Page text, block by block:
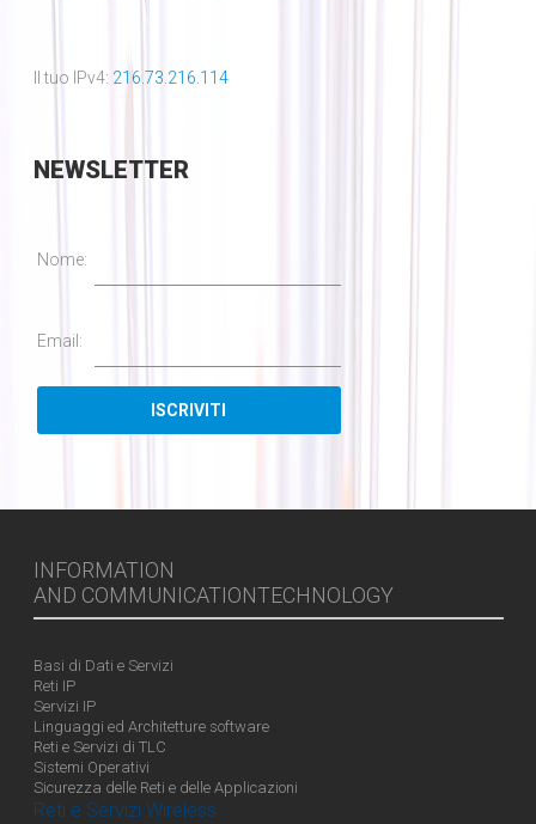
Il tuo IPv4: 216.73.216.114
NEWSLETTER
Nome:
Email:
INFORMATION
AND COMMUNICATIONTECHNOLOGY
Basi di Dati e Servizi
Reti IP
Servizi IP
Linguaggi ed Architetture software
Reti e Servizi di TLC
Sistemi Operativi
Sicurezza delle Reti e delle Applicazioni
Reti e Servizi Wireless